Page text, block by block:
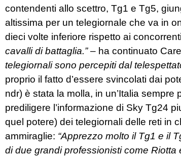
contendenti allo scettro, Tg1 e Tg5,
altissima per un telegiornale che va in
dieci volte inferiore rispetto ai
cavalli di battaglia.”– ha continuato
telegiornali sono percepiti dal
proprio il fatto d’essere svincolati dai
ndr) è stata la molla, in un’Italia
prediligere l’informazione di Sky Tg24
quel potere) dei telegiornali delle reti in
ammiraglie: “Apprezzo molto il Tg1 e il
di due grandi professionisti come Riotta